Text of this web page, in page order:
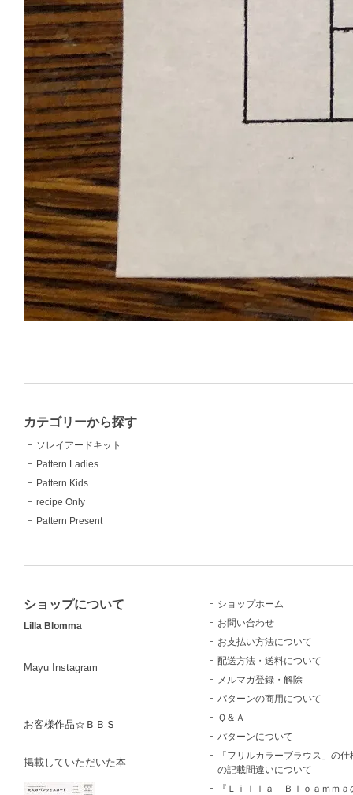
カテゴリーから探す
ソレイアードキット
Pattern Ladies
Pattern Kids
recipe Only
Pattern Present
ショップについて
Lilla Blomma
Mayu Instagram
お客様作品☆ＢＢＳ
掲載していただいた本
ショップホーム
お問い合わせ
お支払い方法について
配送方法・送料について
メルマガ登録・解除
パターンの商用について
Ｑ＆Ａ
パターンについて
「フリルカラーブラウス」の仕
の記載間違いについて
『Ｌｉｌｌａ Ｂｌｏａｍｍａ